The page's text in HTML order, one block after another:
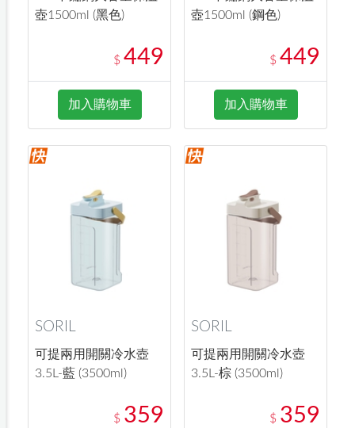
壺1500ml (黑色)
$ 449
加入購物車
壺1500ml (鋼色)
$ 449
加入購物車
SORIL
可提兩用開關冷水壺
3.5L-藍 (3500ml)
$ 359
SORIL
可提兩用開關冷水壺
3.5L-棕 (3500ml)
$ 359